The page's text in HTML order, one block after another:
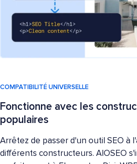
COMPATIBILITÉ UNIVERSELLE
Fonctionne avec les
populaires
Arrêtez de passer d'un outil SEO à
différents constructeurs. AIOSEO